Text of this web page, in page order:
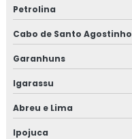
Petrolina
Cabo de Santo Agostinho
Garanhuns
Igarassu
Abreu e Lima
Ipojuca